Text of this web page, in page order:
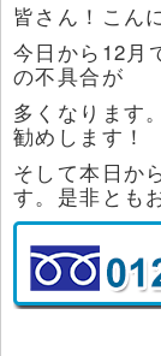
皆さん！こん
今日から12
の不具合が
多くなります
勧めします！
そして本日か
す。是非とも